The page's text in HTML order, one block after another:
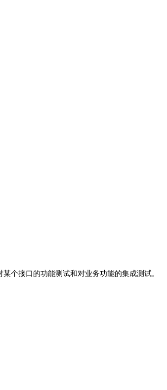
个接口的功能测试和对业务功能的集成测试。